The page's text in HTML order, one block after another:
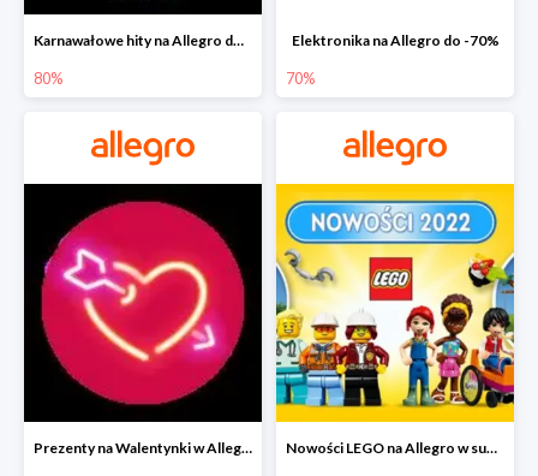
Karnawałowe hity na Allegro do -80%
80%
Elektronika na Allegro do -70%
70%
Prezenty na Walentynki w Allegro do -60% Nowości LEGO na Allegro w super cenach od 40 zł